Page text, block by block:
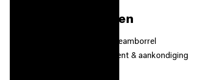
Programma & Tijden
Inloop & start teamborrel
Officieel moment & aankondiging